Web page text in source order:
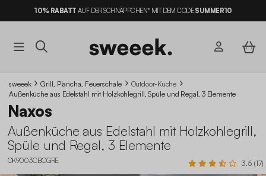
10% RABATT AUF DER SCHNÄPPCHEN* MIT DEM CODESUMMER10
sweeek Grill, Plancha, Feuerschale
Outdoor-Küche
Außenküche aus Edelstahl mit Holzkohlegrill, Spüle und Regal, 3 Elemente
Naxos
Außenküche aus Edelstahl mit Holzkohlegrill,
Spüle und Regal, 3 Elemente
OK9003CBCGRE 3.5 (17)